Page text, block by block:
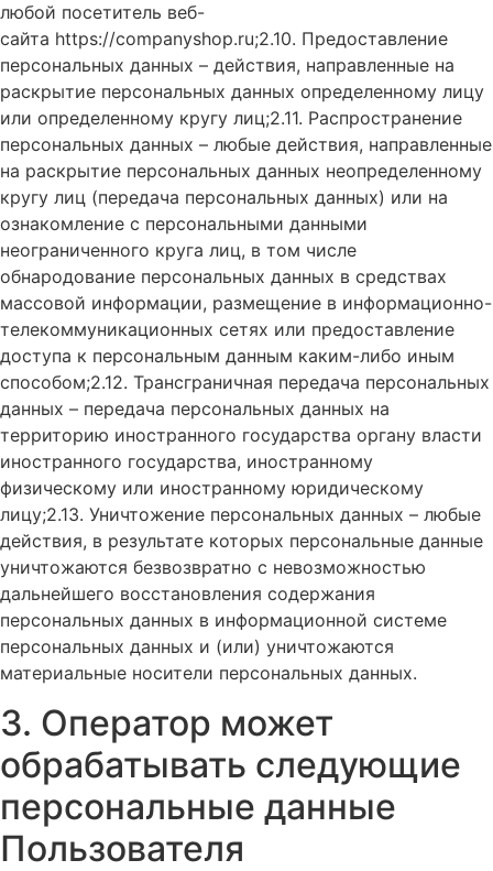
любой посетитель веб-
сайта https://companyshop.ru;2.10. Предоставление
персональных данных – действия, направленные на
раскрытие персональных данных определенному лицу
или определенному кругу лиц;2.11. Распространение
персональных данных – любые действия, направленные
на раскрытие персональных данных неопределенному
кругу лиц (передача персональных данных) или на
ознакомление с персональными данными
неограниченного круга лиц, в том числе
обнародование персональных данных в средствах
массовой информации, размещение в информационно-
телекоммуникационных сетях или предоставление
доступа к персональным данным каким-либо иным
способом;2.12. Трансграничная передача персональных
данных – передача персональных данных на
территорию иностранного государства органу власти
иностранного государства, иностранному
физическому или иностранному юридическому
лицу;2.13. Уничтожение персональных данных – любые
действия, в результате которых персональные данные
уничтожаются безвозвратно с невозможностью
дальнейшего восстановления содержания
персональных данных в информационной системе
персональных данных и (или) уничтожаются
материальные носители персональных данных.
3. Оператор может
обрабатывать следующие
персональные данные
Пользователя